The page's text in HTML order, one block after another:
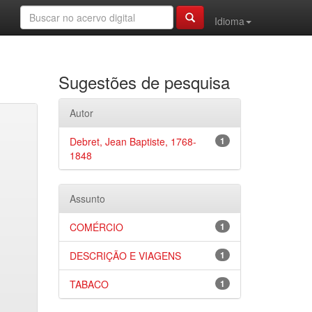
Idioma
Sugestões de pesquisa
Autor
1
Debret, Jean Baptiste, 1768-
1848
Assunto
1
COMÉRCIO
1
DESCRIÇÃO E VIAGENS
1
TABACO